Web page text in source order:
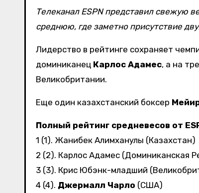
Телеканал ESPN представил свежую версию рейтинга боксеров во всех весовых категориях, включая
среднюю, где заметно присутствие
Лидерство в рейтинге сохраняет
доминиканец Карлос Адамес, а на
Великобритании.
Еще один казахстанский боксер
Полный рейтинг средневесов от
1 (1). Жанибек Алимханулы (Казахстан)
2 (2). Карлос Адамес (Доминиканская
3 (3). Крис Юбэнк-младший
4 (4). Джермалл Чарло (США)